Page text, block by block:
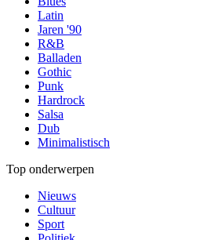
Latin
Jaren '90
R&B
Balladen
Gothic
Punk
Hardrock
Salsa
Dub
Minimalistisch
Top onderwerpen
Nieuws
Cultuur
Sport